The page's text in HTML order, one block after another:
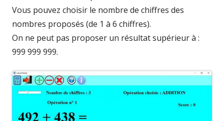
Vous pouvez choisir le nombre de chiffres des
nombres proposés (de 1 à 6 chiffres).
On ne peut pas proposer un résultat supérieur à :
999 999 999.